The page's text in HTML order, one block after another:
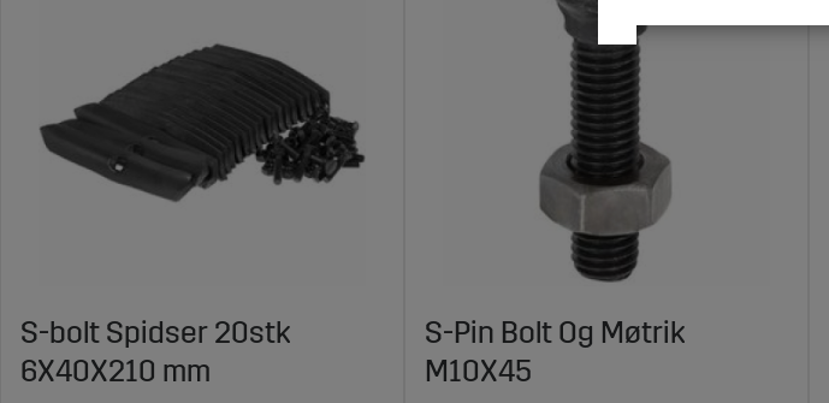
S-bolt Spidser 20stk
6X40X210 mm
S-Pin Bolt Og Møtrik
M10X45